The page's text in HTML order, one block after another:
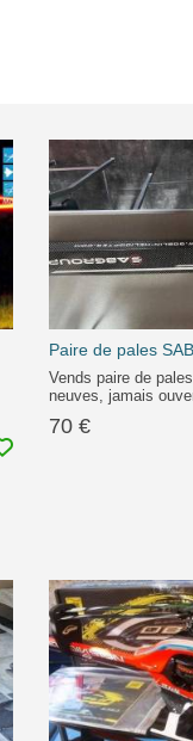
Paire de pales
Vends paire de
neuves, jamais
70 €